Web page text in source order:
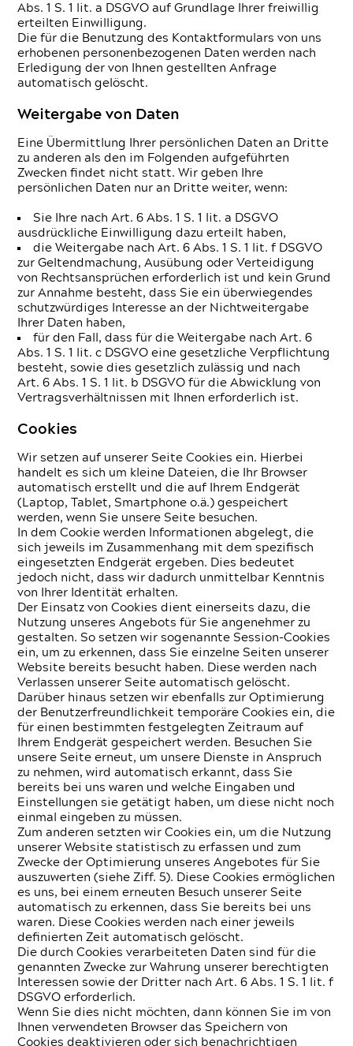
Abs. 1 S. 1 lit. a DSGVO auf Grundlage Ihrer freiwillig
erteilten Einwilligung.
Die für die Benutzung des Kontaktformulars von uns
erhobenen personenbezogenen Daten werden nach
Erledigung der von Ihnen gestellten Anfrage
automatisch gelöscht.
Weitergabe von Daten
Eine Übermittlung Ihrer persönlichen Daten an Dritte
zu anderen als den im Folgenden aufgeführten
Zwecken findet nicht statt. Wir geben Ihre
persönlichen Daten nur an Dritte weiter, wenn:
Sie Ihre nach Art. 6 Abs. 1 S. 1 lit. a DSGVO
ausdrückliche Einwilligung dazu erteilt haben,
die Weitergabe nach Art. 6 Abs. 1 S. 1 lit. f DSGVO
zur Geltendmachung, Ausübung oder Verteidigung
von Rechtsansprüchen erforderlich ist und kein Grund
zur Annahme besteht, dass Sie ein überwiegendes
schutzwürdiges Interesse an der Nichtweitergabe
Ihrer Daten haben,
für den Fall, dass für die Weitergabe nach Art. 6
Abs. 1 S. 1 lit. c DSGVO eine gesetzliche Verpflichtung
besteht, sowie dies gesetzlich zulässig und nach
Art. 6 Abs. 1 S. 1 lit. b DSGVO für die Abwicklung von
Vertragsverhältnissen mit Ihnen erforderlich ist.
Cookies
Wir setzen auf unserer Seite Cookies ein. Hierbei
handelt es sich um kleine Dateien, die Ihr Browser
automatisch erstellt und die auf Ihrem Endgerät
(Laptop, Tablet, Smartphone o.ä.) gespeichert
werden, wenn Sie unsere Seite besuchen.
In dem Cookie werden Informationen abgelegt, die
sich jeweils im Zusammenhang mit dem spezifisch
eingesetzten Endgerät ergeben. Dies bedeutet
jedoch nicht, dass wir dadurch unmittelbar Kenntnis
von Ihrer Identität erhalten.
Der Einsatz von Cookies dient einerseits dazu, die
Nutzung unseres Angebots für Sie angenehmer zu
gestalten. So setzen wir sogenannte Session-Cookies
ein, um zu erkennen, dass Sie einzelne Seiten unserer
Website bereits besucht haben. Diese werden nach
Verlassen unserer Seite automatisch gelöscht.
Darüber hinaus setzen wir ebenfalls zur Optimierung
der Benutzerfreundlichkeit temporäre Cookies ein, die
für einen bestimmten festgelegten Zeitraum auf
Ihrem Endgerät gespeichert werden. Besuchen Sie
unsere Seite erneut, um unsere Dienste in Anspruch
zu nehmen, wird automatisch erkannt, dass Sie
bereits bei uns waren und welche Eingaben und
Einstellungen sie getätigt haben, um diese nicht noch
einmal eingeben zu müssen.
Zum anderen setzten wir Cookies ein, um die Nutzung
unserer Website statistisch zu erfassen und zum
Zwecke der Optimierung unseres Angebotes für Sie
auszuwerten (siehe Ziff. 5). Diese Cookies ermöglichen
es uns, bei einem erneuten Besuch unserer Seite
automatisch zu erkennen, dass Sie bereits bei uns
waren. Diese Cookies werden nach einer jeweils
definierten Zeit automatisch gelöscht.
Die durch Cookies verarbeiteten Daten sind für die
genannten Zwecke zur Wahrung unserer berechtigten
Interessen sowie der Dritter nach Art. 6 Abs. 1 S. 1 lit. f
DSGVO erforderlich.
Wenn Sie dies nicht möchten, dann können Sie im von
Ihnen verwendeten Browser das Speichern von
Cookies deaktivieren oder sich benachrichtigen